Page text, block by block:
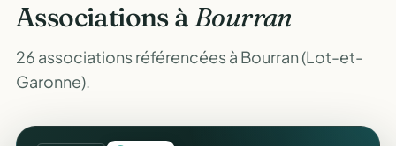
Associations àBourran
26 associations référencées à Bourran (Lot-et-
Garonne).